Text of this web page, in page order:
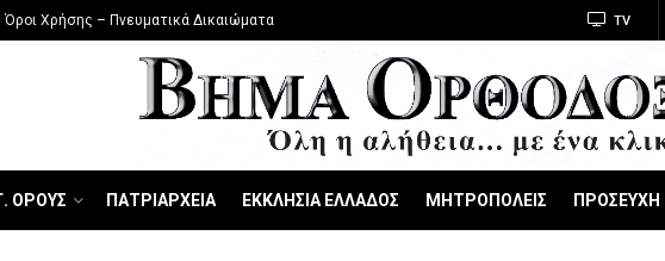
Όροι Χρήσης – Πνευματικά Δικαιώματα TV
ΟΡΟΥΣ ΠΑΤΡΙΑΡΧΕΙΑ ΕΚΚΛΗΣΙΑ ΕΛΛΑΔΟΣ ΜΗΤΡΟΠΟΛΕΙΣ ΠΡΟΣΕΥΧΗ